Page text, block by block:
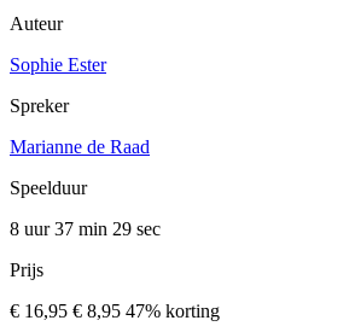
Auteur
Sophie Ester
Spreker
Marianne de Raad
Speelduur
8 uur 37 min 29 sec
Prijs
€ 16,95 € 8,95 47% korting